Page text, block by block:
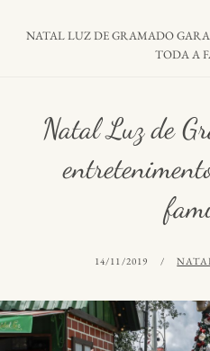
NATAL LUZ DE GRAMADO
TODA A
Natal Luz de
14/11/2019